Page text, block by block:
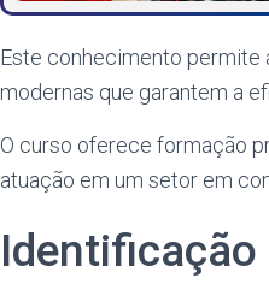
Este conhecimento permite
modernas que garantem a
O curso oferece formação
atuação em um setor em
Identificação